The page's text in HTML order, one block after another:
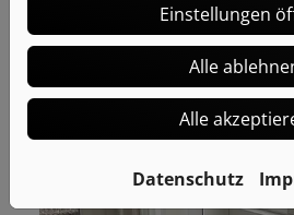
Einstellungen
Alle
Alle
Datenschutz